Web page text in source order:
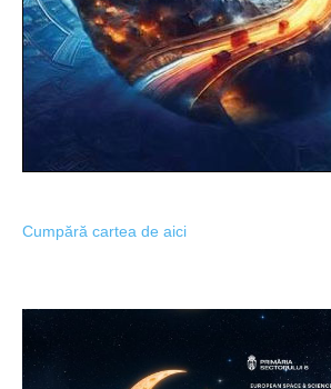
Cumpără cartea de aici